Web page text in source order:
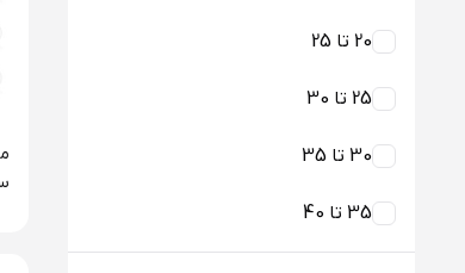
20 تا 25
25 تا 30
30 تا 35
35 تا 40